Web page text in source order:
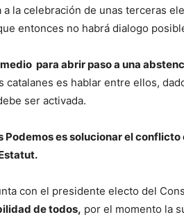
la celebración de unas terceras
entonces no habrá dialogo
para abrir paso a una
es hablar entre ellos,
ser activada.
Podemos es solucionar el
con el presidente electo del
de todos, por el momento la